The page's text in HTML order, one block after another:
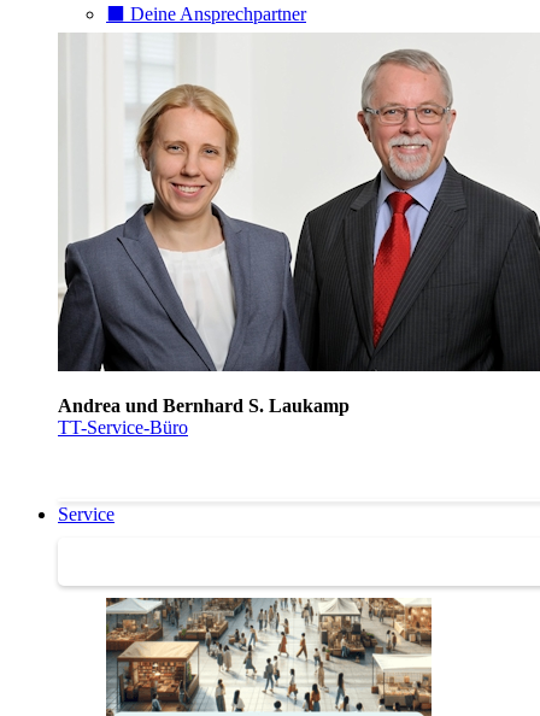
⬛️ Deine Ansprechpartner
Andrea und Bernhard S. Laukamp
TT-Service-Büro
Service